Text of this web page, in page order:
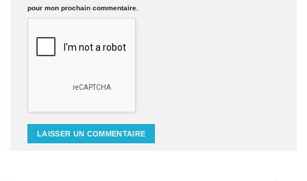
pour mon prochain commentaire.